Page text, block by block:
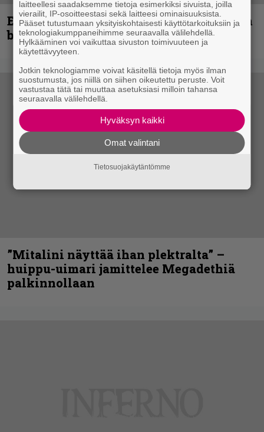
Espoon syyskuu käynnistyy kotimaisen
black metalin merkeissä
”Mitalini näyttää ihan plektralta” –
huippu-uimari jamittelee Megadethiä
palkinnollaan
laitteellesi saadaksemme tietoja esimerkiksi sivuista, joilla
vierailit, IP-osoitteestasi sekä laitteesi ominaisuuksista.
Pääset tutustumaan yksityiskohtaisesti käyttötarkoituksiin ja
teknologiakumppaneihimme seuraavalla välilehdellä.
Hylkääminen voi vaikuttaa sivuston toimivuuteen ja
käytettävyyteen.
Jotkin teknologiamme voivat käsitellä tietoja myös ilman
suostumusta, jos niillä on siihen oikeutettu peruste. Voit
vastustaa tätä tai muuttaa asetuksiasi milloin tahansa
seuraavalla välilehdellä.
Hyväksyn kaikki
Omat valintani
Tietosuojakäytäntömme